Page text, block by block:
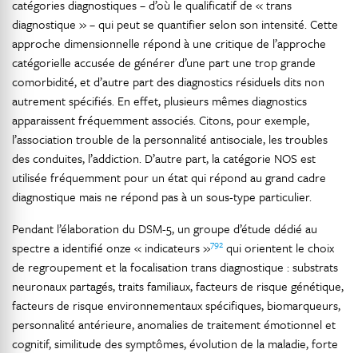
catégories diagnostiques – d’où le qualificatif de « trans
diagnostique » – qui peut se quantifier selon son intensité. Cette
approche dimensionnelle répond à une critique de l’approche
catégorielle accusée de générer d’une part une trop grande
comorbidité, et d’autre part des diagnostics résiduels dits non
autrement spécifiés. En effet, plusieurs mêmes diagnostics
apparaissent fréquemment associés. Citons, pour exemple,
l’association trouble de la personnalité antisociale, les troubles
des conduites, l’addiction. D’autre part, la catégorie NOS est
utilisée fréquemment pour un état qui répond au grand cadre
diagnostique mais ne répond pas à un sous-type particulier.
Pendant l’élaboration du DSM-5, un groupe d’étude dédié au
spectre a identifié onze « indicateurs »792 qui orientent le choix
de regroupement et la focalisation trans diagnostique : substrats
neuronaux partagés, traits familiaux, facteurs de risque génétique,
facteurs de risque environnementaux spécifiques, biomarqueurs,
personnalité antérieure, anomalies de traitement émotionnel et
cognitif, similitude des symptômes, évolution de la maladie, forte